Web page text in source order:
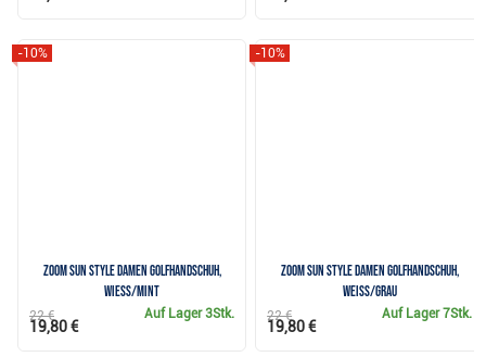
Zoom Sun Style Damen Golfhandschuh,
wiess/mint
-10%
Auf Lager3Stk.
22 €
19,80 €
Zoom Sun Style Damen Golfhandschuh,
weiss/grau
-10%
Auf Lager7Stk.
22 €
19,80 €